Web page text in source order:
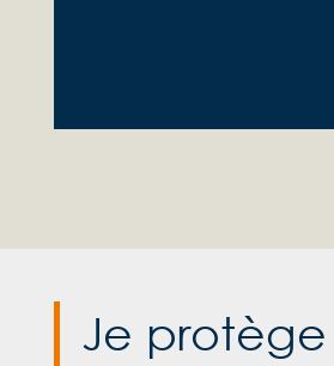
Je protège